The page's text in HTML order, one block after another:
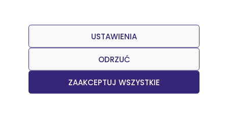
ZAAKCEPTUJ WSZYSTKIE
ODRZUĆ
USTAWIENIA
Dołącz do naszego Newslettera
Otrzymuj informacje o nowościach w sklepie oraz